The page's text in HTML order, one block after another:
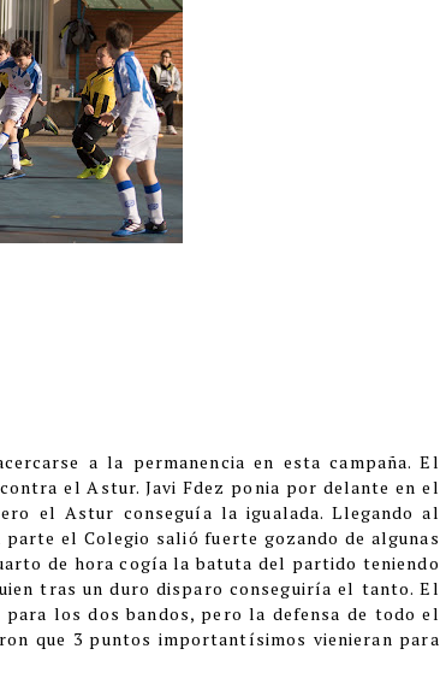
a la permanencia en esta campaña. El
el Astur. Javi Fdez ponia por delante en el
el Astur conseguía la igualada. Llegando al
parte el Colegio salió fuerte gozando de algunas
de hora cogía la batuta del partido teniendo
tras un duro disparo conseguiría el tanto. El
los dos bandos, pero la defensa de todo el
que 3 puntos importantísimos vienieran para